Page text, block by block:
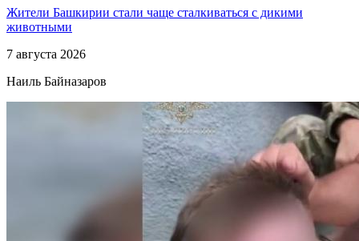
Жители Башкирии стали чаще сталкиваться с дикими
животными
7 августа 2026
Наиль Байназаров